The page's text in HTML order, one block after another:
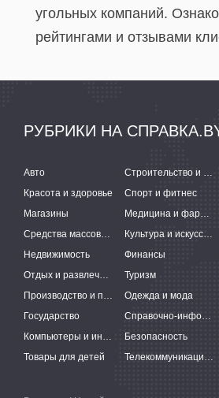
угольных компаний.
рейтингами и отзывами
РУБРИКИ НА
Авто Строительство и ремонт
Красота и здоровье
Спорт и фитнес
Магазины
Медицина и фармацевтика
Средства массовой информации
Культура и искусство
Недвижимость
Финансы
Отдых и развлечения
Туризм
Производство и поставки
Одежда и мода
Государство
Справочно-информационные системы
Компьютеры и интернет
Безопасность
Товары для детей
Телекоммуникации и связь